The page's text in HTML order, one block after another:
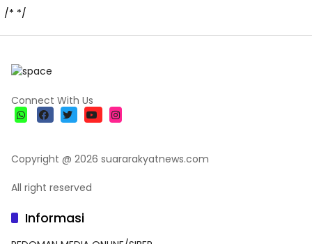
/* */
Connect With Us
Copyright @ 2026 suararakyatnews.com
All right reserved
Informasi